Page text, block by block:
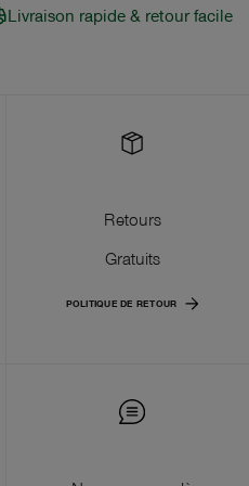
Livraison rapide & retour facile
Retours
Gratuits
POLITIQUE DE RETOUR